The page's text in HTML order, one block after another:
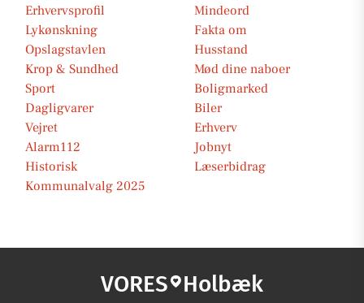
Erhvervsprofil
Mindeord
Lykønskning
Fakta om
Opslagstavlen
Husstand
Krop & Sundhed
Mød dine naboer
Sport
Boligmarked
Dagligvarer
Biler
Vejret
Erhverv
Alarm112
Jobnyt
Historisk
Læserbidrag
Kommunalvalg 2025
VORES Holbæk